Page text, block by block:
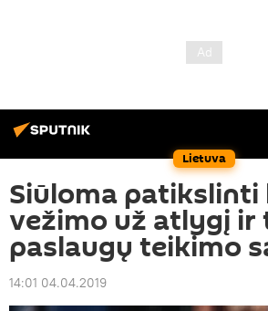
Lietuva
Siūloma patikslinti
vežimo už atlygį ir
paslaugų teikimo
14:01 04.04.2019